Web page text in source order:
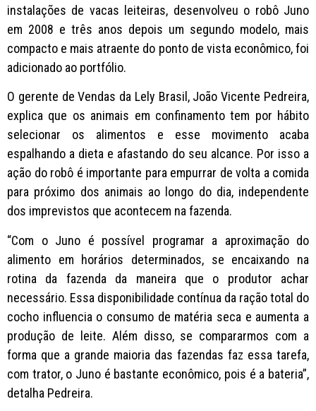
instalações de vacas leiteiras, desenvolveu o robô Juno
em 2008 e três anos depois um segundo modelo, mais
compacto e mais atraente do ponto de vista econômico, foi
adicionado ao portfólio.
O gerente de Vendas da Lely Brasil, João Vicente Pedreira,
explica que os animais em confinamento tem por hábito
selecionar os alimentos e esse movimento acaba
espalhando a dieta e afastando do seu alcance. Por isso a
ação do robô é importante para empurrar de volta a comida
para próximo dos animais ao longo do dia, independente
dos imprevistos que acontecem na fazenda.
“Com o Juno é possível programar a aproximação do
alimento em horários determinados, se encaixando na
rotina da fazenda da maneira que o produtor achar
necessário. Essa disponibilidade contínua da ração total do
cocho influencia o consumo de matéria seca e aumenta a
produção de leite. Além disso, se compararmos com a
forma que a grande maioria das fazendas faz essa tarefa,
com trator, o Juno é bastante econômico, pois é a bateria”,
detalha Pedreira.